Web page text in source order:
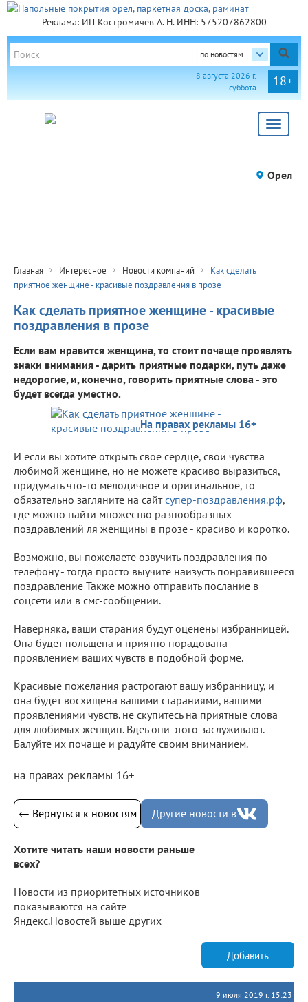
Реклама: ИП Костромичев А. Н. ИНН: 575207862800
по новостям
18+
8 августа 2026 г.
суббота
Toggle
Орел
Главная Интересное Новости компаний
Как сделать
приятное женщине - красивые поздравления в прозе
Как сделать приятное женщине - красивые
поздравления в прозе
Если вам нравится женщина, то стоит почаще проявлять
знаки внимания - дарить приятные подарки, путь даже
недорогие, и, конечно, говорить приятные слова - это
будет всегда уместно.
На правах рекламы 16+
И если вы хотите открыть свое сердце, свои чувства
любимой женщине, но не можете красиво выразиться,
придумать что-то мелодичное и оригинальное, то
обязательно загляните на сайтсупер-поздравления.рф,
где можно найти множество разнообразных
поздравлений ля женщины в прозе - красиво и коротко.
Возможно, вы пожелаете озвучить поздравления по
телефону - тогда просто выучите наизусть понравившееся
поздравление Также можно отправить послание в
соцсети или в смс-сообщении.
Наверняка, ваши старания будут оценены избранницей.
Она будет польщена и приятно порадована
проявлением ваших чувств в подобной форме.
Красивые пожелания растрогают вашу избранницу, и
она будет восхищена вашими стараниями, вашими
проявлениями чувств. не скупитесь на приятные слова
для любимых женщин. Вдеь они этого заслуживают.
Балуйте их почаще и радуйте своим вниманием.
на правах рекламы 16+
← Вернуться к новостям Другие новости в
Хотите читать наши новости раньше
всех?
Новости из приоритетных источников
показываются на сайте
Яндекс.Новостей выше других
Добавить
9 июля 2019 г. 15:23